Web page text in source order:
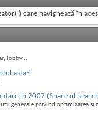
care navighează în
lobby...
asta?
in 2007 (Share of
generale privind optimizarea si